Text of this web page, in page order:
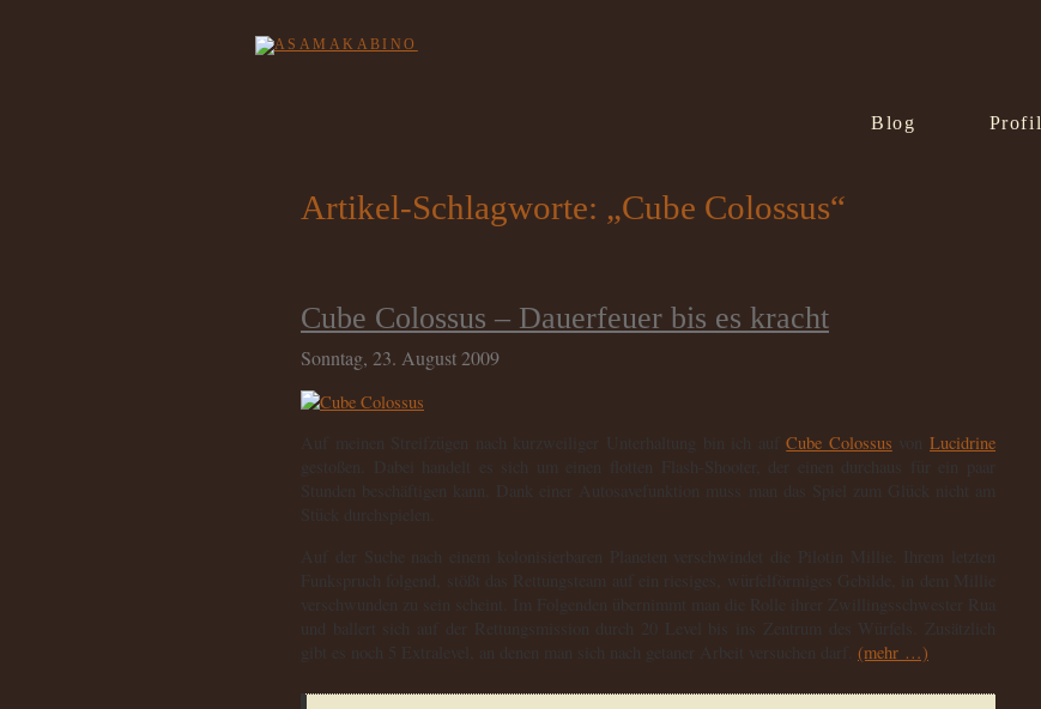
Blog Profil
Artikel-Schlagworte: „Cube Colossus“
Cube Colossus – Dauerfeuer bis es kracht
Sonntag, 23. August 2009
Auf meinen Streifzügen nach kurzweiliger Unterhaltung bin ich aufCube Colossus vonLucidrine
(mehr …)